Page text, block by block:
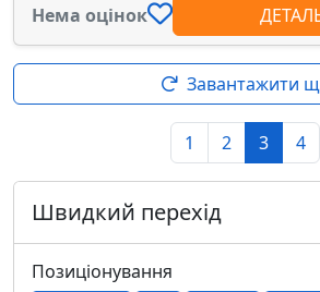
Нема оцінок
Завантажити
1 2 3 4
Швидкий перехід
Позиціонування